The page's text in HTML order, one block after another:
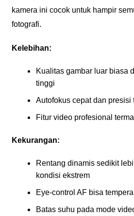
kamera ini cocok untuk hampir
fotografi.
Kelebihan:
Kualitas gambar luar biasa
tinggi
Autofokus cepat dan presisi
Fitur video profesional
Kekurangan:
Rentang dinamis sedikit
kondisi ekstrem
Eye-control AF bisa
Batas suhu pada mode